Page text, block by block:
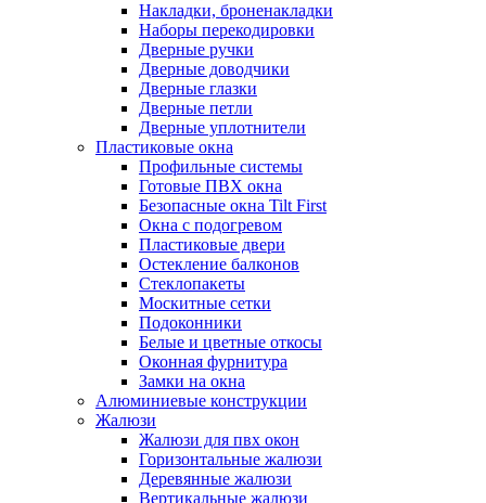
Накладки, броненакладки
Наборы перекодировки
Дверные ручки
Дверные доводчики
Дверные глазки
Дверные петли
Дверные уплотнители
Пластиковые окна
Профильные системы
Готовые ПВХ окна
Безопасные окна Tilt First
Окна с подогревом
Пластиковые двери
Остекление балконов
Стеклопакеты
Москитные сетки
Подоконники
Белые и цветные откосы
Оконная фурнитура
Замки на окна
Алюминиевые конструкции
Жалюзи
Жалюзи для пвх окон
Горизонтальные жалюзи
Деревянные жалюзи
Вертикальные жалюзи